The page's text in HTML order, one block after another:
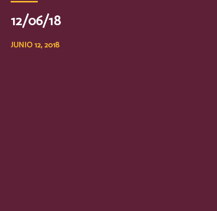
12/06/18
JUNIO 12, 2018